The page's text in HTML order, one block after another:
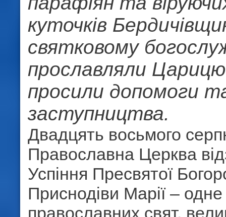
куточків
святковому
прославляли
просили допомоги
заступництва.
Двадцять восьмого
Православна Церква
Успіння Пресвятої
Приснодіви Марії –
православних свят,